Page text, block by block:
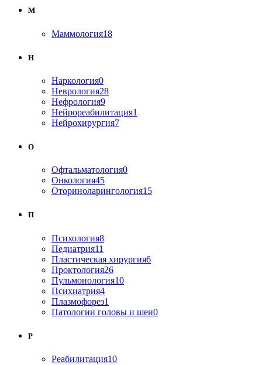
М
Маммология18
Н
Наркология0
Неврология28
Нефрология9
Нейрореабилитация1
Нейрохирургия7
О
Офтальматология0
Онкология45
Оториноларингология15
П
Психология8
Педиатрия11
Пластическая хирургия6
Проктология26
Пульмонология10
Психиатрия4
Плазмофорез1
Патологии головы и шеи0
Р
Реабилитация10